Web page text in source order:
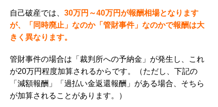
自己破産では、 30万円～40万円が報酬相場となります
が、「同時廃止」なのか「管財事件」なのかで報酬は大
きく異なります。
管財事件の場合は 「裁判所への予納金」が発生し、これ
が20万円程度加算されるからです。
（ただし、下記の
「減額報酬」「過払い金返還報酬」がある場合、そちら
が加算されることがあります。）